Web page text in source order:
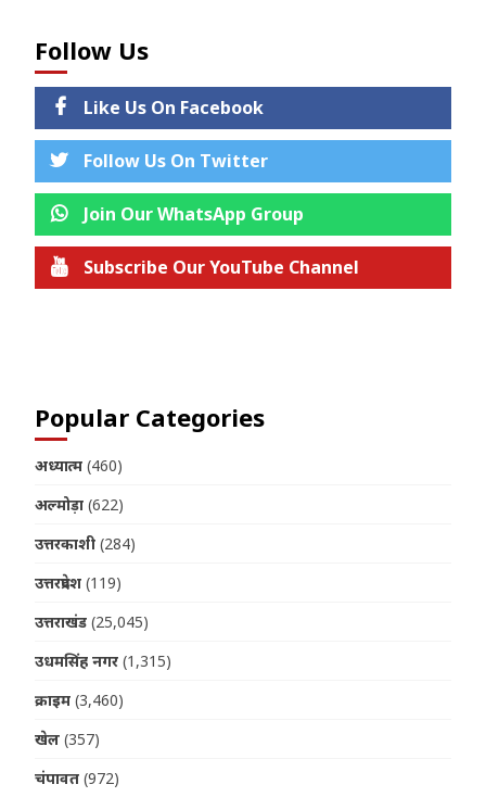
Follow Us
Like Us On Facebook
Follow Us On Twitter
Join Our WhatsApp Group
Subscribe Our YouTube Channel
Popular Categories
अध्यात्म (460)
अल्मोड़ा (622)
उत्तरकाशी (284)
उत्तरप्रदेश (119)
उत्तराखंड (25,045)
उधमसिंह नगर (1,315)
क्राइम (3,460)
खेल (357)
चंपावत (972)